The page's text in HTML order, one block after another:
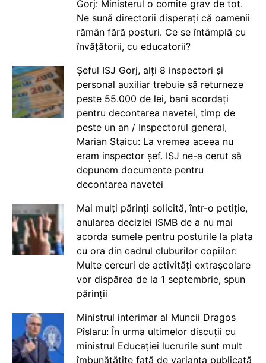
Gorj: Ministerul o comite grav de tot.
Ne sună directorii disperați că oamenii
rămân fără posturi. Ce se întâmplă cu
învățătorii, cu educatorii?
Șeful ISJ Gorj, alți 8 inspectori și
personal auxiliar trebuie să returneze
peste 55.000 de lei, bani acordați
pentru decontarea navetei, timp de
peste un an / Inspectorul general,
Marian Staicu: La vremea aceea nu
eram inspector șef. ISJ ne-a cerut să
depunem documente pentru
decontarea navetei
Mai mulți părinți solicită, într-o petiție,
anularea deciziei ISMB de a nu mai
acorda sumele pentru posturile la plata
cu ora din cadrul cluburilor copiilor:
Multe cercuri de activități extrașcolare
vor dispărea de la 1 septembrie, spun
părinții
Ministrul interimar al Muncii Dragos
Pîslaru: În urma ultimelor discuții cu
ministrul Educației lucrurile sunt mult
îmbunătățite față de varianta publicată